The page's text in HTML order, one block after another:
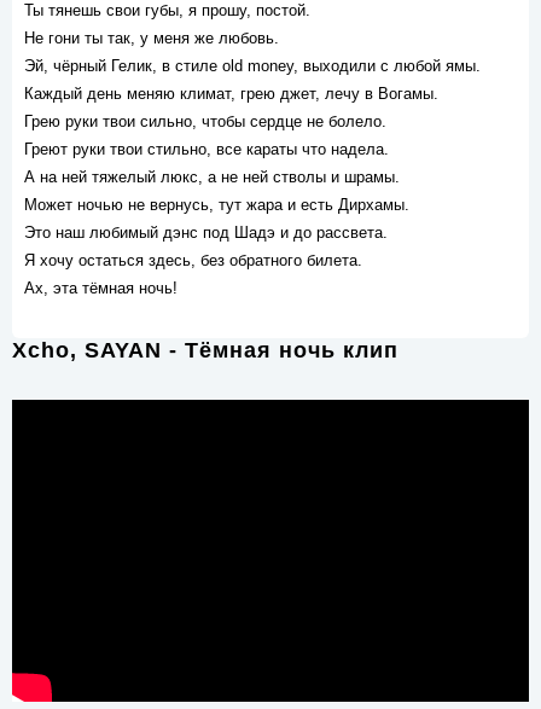
Ты тянешь свои губы, я прошу, постой.
Не гони ты так, у меня же любовь.
Эй, чёрный Гелик, в стиле old money, выходили с любой ямы.
Каждый день меняю климат, грею джет, лечу в Вогамы.
Грею руки твои сильно, чтобы сердце не болело.
Греют руки твои стильно, все караты что надела.
А на ней тяжелый люкс, а не ней стволы и шрамы.
Может ночью не вернусь, тут жара и есть Дирхамы.
Это наш любимый дэнс под Шадэ и до рассвета.
Я хочу остаться здесь, без обратного билета.
Ах, эта тёмная ночь!
Xcho, SAYAN - Тёмная ночь клип